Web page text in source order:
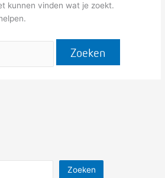
kunnen vinden wat je zoekt.
Zoeken